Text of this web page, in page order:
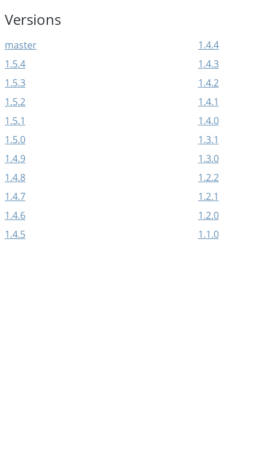
Versions
master
1.5.4
1.5.3
1.5.2
1.5.1
1.5.0
1.4.9
1.4.8
1.4.7
1.4.6
1.4.5
1.4.4
1.4.3
1.4.2
1.4.1
1.4.0
1.3.1
1.3.0
1.2.2
1.2.1
1.2.0
1.1.0